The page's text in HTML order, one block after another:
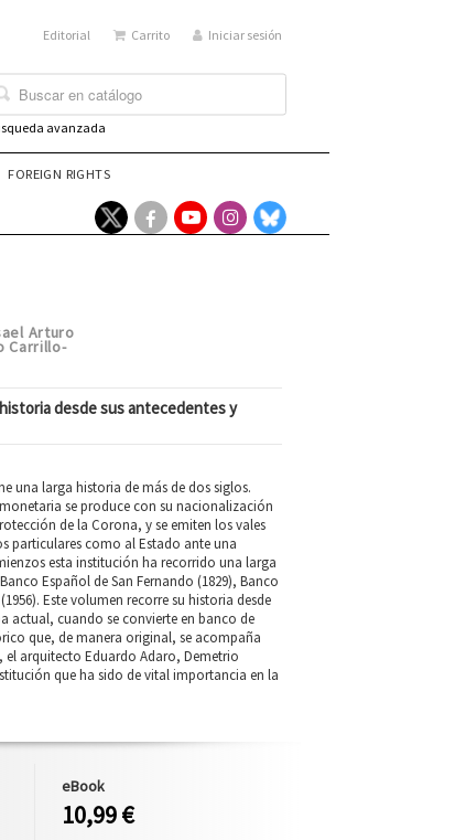
Editorial Carrito Iniciar sesión
avanzada
FOREIGN RIGHTS
Arturo
Carrillo-
desde sus antecedentes y
una larga historia de más de dos siglos.
se produce con su nacionalización
de la Corona, y se emiten los vales
particulares como al Estado ante una
esta institución ha recorrido una larga
Español de San Fernando (1829), Banco
Este volumen recorre su historia desde
actual, cuando se convierte en banco de
que, de manera original, se acompaña
el arquitecto Eduardo Adaro, Demetrio
que ha sido de vital importancia en la
eBook
10,99 €